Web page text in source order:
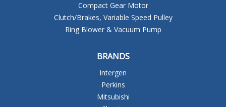
Compact Gear Motor
Clutch/Brakes, Variable Speed Pulley
Ring Blower & Vacuum Pump
BRANDS
Intergen
Perkins
Mitsubishi